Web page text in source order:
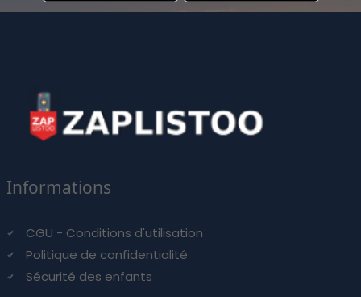
Informations
CGU - Conditions d'utilisation
Politique de confidentialité
Sécurité des enfants